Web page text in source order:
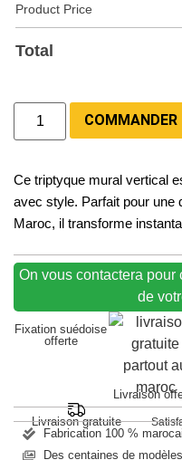
Product Price
Total
COMMANDER
Ce triptyque mural vertical
avec style. Parfait pour une
Maroc, il transforme
On vous contactera
de
Fixation suédoise
offerte
Livraison
Livraison gratuite
Fabrication 100 %
Des centaines de